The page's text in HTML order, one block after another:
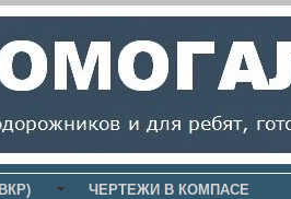
ЧЕРТЕЖИ В КОМПАСЕ